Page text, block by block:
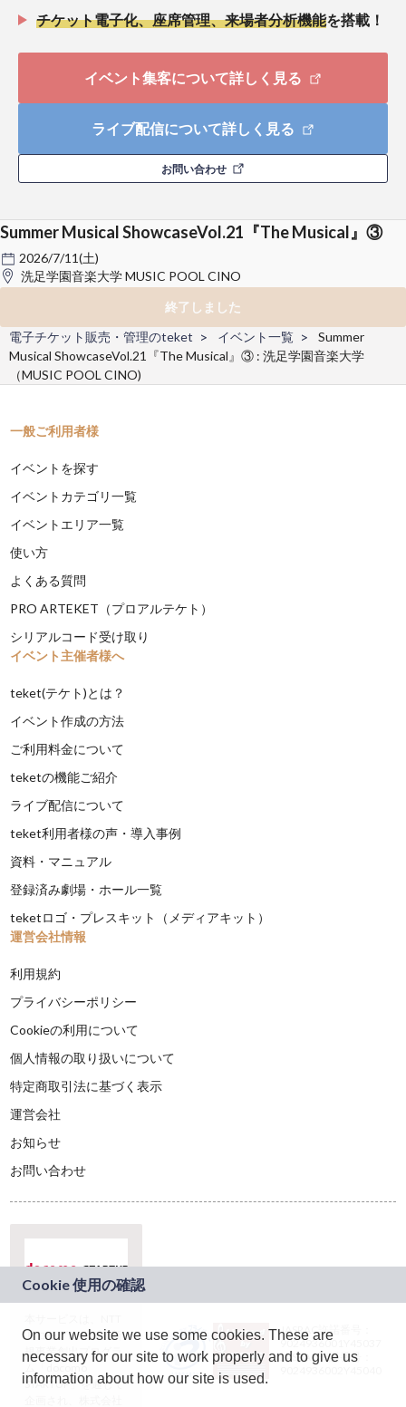
チケット電子化、座席管理、来場者分析機能を搭載！
イベント集客について詳しく見る
ライブ配信について詳しく見る
お問い合わせ
Summer Musical ShowcaseVol.21『The Musical』③
2026/7/11(土)
洗足学園音楽大学 MUSIC POOL CINO
終了しました
電子チケット販売・管理のteket
イベント一覧
Summer
Musical ShowcaseVol.21『The Musical』③ : 洗足学園音楽大学
（MUSIC POOL CINO)
一般ご利用者様
イベントを探す
イベントカテゴリ一覧
イベントエリア一覧
使い方
よくある質問
PRO ARTEKET（プロアルテケト）
シリアルコード受け取り
イベント主催者様へ
teket(テケト)とは？
イベント作成の方法
ご利用料金について
teketの機能ご紹介
ライブ配信について
teket利用者様の声・導入事例
資料・マニュアル
登録済み劇場・ホール一覧
teketロゴ・プレスキット（メディアキット）
運営会社情報
利用規約
プライバシーポリシー
Cookieの利用について
個人情報の取り扱いについて
特定商取引法に基づく表示
運営会社
お知らせ
お問い合わせ
ドコモグループの新
規事業創出プログラ
ム「docomo
STARTUP」を通じて
JASRAC許諾番号：
9024936001Y45037
JASRAC許諾番号：
On our website we use some cookies. These are
necessary for our site to work properly and to give us
information about how our site is used.